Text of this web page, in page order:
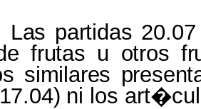
Las partidas
frutas u otros
similares
17.04) ni los